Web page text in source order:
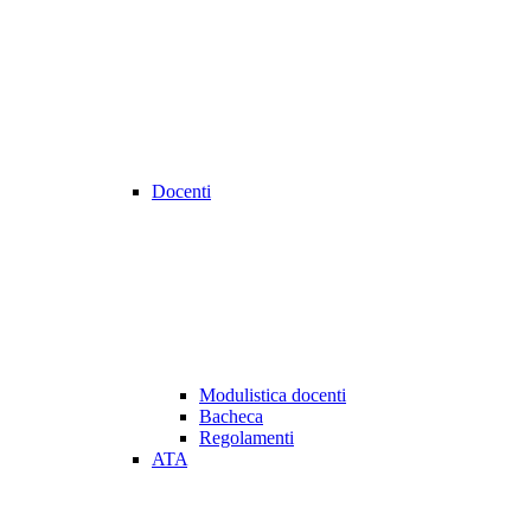
Docenti
Modulistica docenti
Bacheca
Regolamenti
ATA